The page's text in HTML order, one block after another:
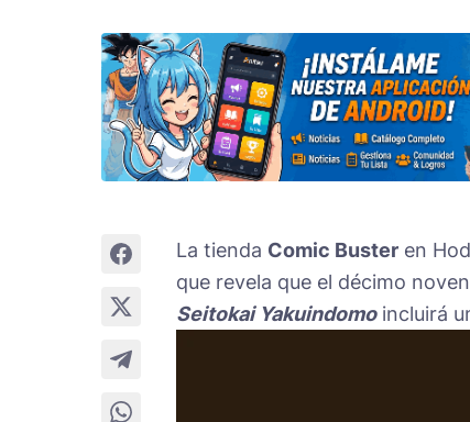
La tienda Comic Buster en
que revela que el décimo
Seitokai Yakuindomoincluirá